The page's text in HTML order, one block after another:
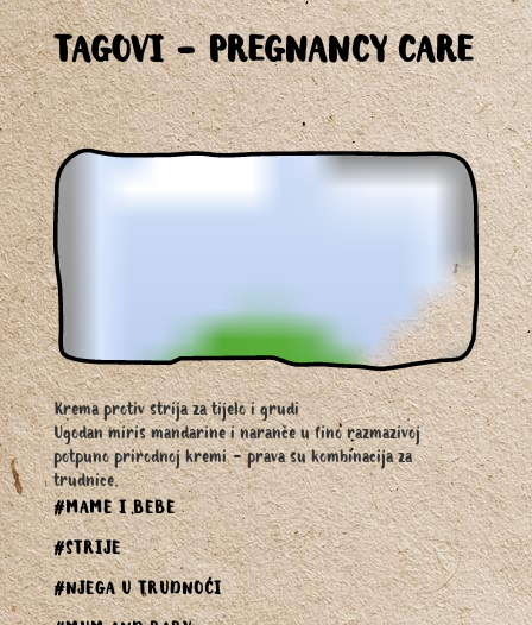
TAGOVI - PREGNANCY CARE
Krema protiv strija za tijelo i grudi
Ugodan miris mandarine i naranče u fino razmazivoj
potpuno prirodnoj kremi - prava su kombinacija za
trudnice.
#MAME I BEBE
#STRIJE
#NJEGA U TRUDNOĆI